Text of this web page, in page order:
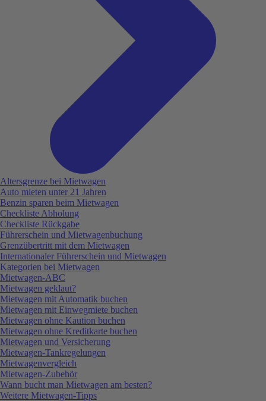
Altersgrenze bei Mietwagen
Auto mieten unter 21 Jahren
Benzin sparen beim Mietwagen
Checkliste Abholung
Checkliste Rückgabe
Führerschein und Mietwagenbuchung
Grenzübertritt mit dem Mietwagen
Internationaler Führerschein und Mietwagen
Kategorien bei Mietwagen
Mietwagen-ABC
Mietwagen geklaut?
Mietwagen mit Automatik buchen
Mietwagen mit Einwegmiete buchen
Mietwagen ohne Kaution buchen
Mietwagen ohne Kreditkarte buchen
Mietwagen und Versicherung
Mietwagen-Tankregelungen
Mietwagenvergleich
Mietwagen-Zubehör
Wann bucht man Mietwagen am besten?
Weitere Mietwagen-Tipps